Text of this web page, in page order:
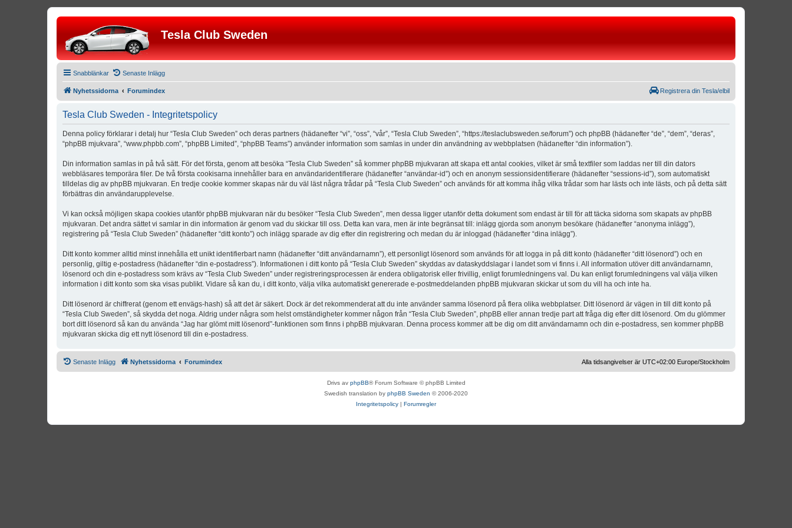
Tesla Club Sweden
Snabblänkar Senaste Inlägg
Nyhetssidorna Forumindex Registrera din Tesla/elbil
Tesla Club Sweden - Integritetspolicy
Denna policy förklarar i detalj hur “Tesla Club Sweden” och deras partners (hädanefter “vi”, “oss”, “vår”, “Tesla Club Sweden”, “https://teslaclubsweden.se/forum”) och phpBB (hädanefter “de”, “dem”, “deras”,
“phpBB mjukvara”, “www.phpbb.com”, “phpBB Limited”, “phpBB Teams”) använder information som samlas in under din användning av webbplatsen (hädanefter “din information”).
Din information samlas in på två sätt. För det första, genom att besöka “Tesla Club Sweden” så kommer phpBB mjukvaran att skapa ett antal cookies, vilket är små textfiler som laddas ner till din dators
webbläsares temporära filer. De två första cookisarna innehåller bara en användaridentifierare (hädanefter “användar-id”) och en anonym sessionsidentifierare (hädanefter “sessions-id”), som automatiskt
tilldelas dig av phpBB mjukvaran. En tredje cookie kommer skapas när du väl läst några trådar på “Tesla Club Sweden” och används för att komma ihåg vilka trådar som har lästs och inte lästs, och på detta sätt
förbättras din användarupplevelse.
Vi kan också möjligen skapa cookies utanför phpBB mjukvaran när du besöker “Tesla Club Sweden”, men dessa ligger utanför detta dokument som endast är till för att täcka sidorna som skapats av phpBB
mjukvaran. Det andra sättet vi samlar in din information är genom vad du skickar till oss. Detta kan vara, men är inte begränsat till: inlägg gjorda som anonym besökare (hädanefter “anonyma inlägg”),
registrering på “Tesla Club Sweden” (hädanefter “ditt konto”) och inlägg sparade av dig efter din registrering och medan du är inloggad (hädanefter “dina inlägg”).
Ditt konto kommer alltid minst innehålla ett unikt identifierbart namn (hädanefter “ditt användarnamn”), ett personligt lösenord som används för att logga in på ditt konto (hädanefter “ditt lösenord”) och en
personlig, giltig e-postadress (hädanefter “din e-postadress”). Informationen i ditt konto på “Tesla Club Sweden” skyddas av dataskyddslagar i landet som vi finns i. All information utöver ditt användarnamn,
lösenord och din e-postadress som krävs av “Tesla Club Sweden” under registreringsprocessen är endera obligatorisk eller frivillig, enligt forumledningens val. Du kan enligt forumledningens val välja vilken
information i ditt konto som ska visas publikt. Vidare så kan du, i ditt konto, välja vilka automatiskt genererade e-postmeddelanden phpBB mjukvaran skickar ut som du vill ha och inte ha.
Ditt lösenord är chiffrerat (genom ett envägs-hash) så att det är säkert. Dock är det rekommenderat att du inte använder samma lösenord på flera olika webbplatser. Ditt lösenord är vägen in till ditt konto på
“Tesla Club Sweden”, så skydda det noga. Aldrig under några som helst omständigheter kommer någon från “Tesla Club Sweden”, phpBB eller annan tredje part att fråga dig efter ditt lösenord. Om du glömmer
bort ditt lösenord så kan du använda “Jag har glömt mitt lösenord”-funktionen som finns i phpBB mjukvaran. Denna process kommer att be dig om ditt användarnamn och din e-postadress, sen kommer phpBB
mjukvaran skicka dig ett nytt lösenord till din e-postadress.
Senaste Inlägg Nyhetssidorna Forumindex Alla tidsangivelser är UTC+02:00 Europe/Stockholm
Drivs av phpBB® Forum Software © phpBB Limited
Swedish translation by phpBB Sweden © 2006-2020
Integritetspolicy | Forumregler